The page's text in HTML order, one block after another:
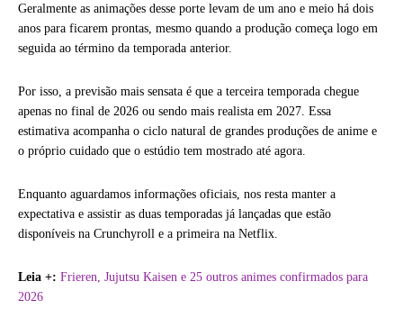
Geralmente as animações desse porte levam de um ano e meio há dois
anos para ficarem prontas, mesmo quando a produção começa logo em
seguida ao término da temporada anterior.
Por isso, a previsão mais sensata é que a terceira temporada chegue
apenas no final de 2026 ou sendo mais realista em 2027. Essa
estimativa acompanha o ciclo natural de grandes produções de anime e
o próprio cuidado que o estúdio tem mostrado até agora.
Enquanto aguardamos informações oficiais, nos resta manter a
expectativa e assistir as duas temporadas já lançadas que estão
disponíveis na Crunchyroll e a primeira na Netflix.
Leia +: Frieren, Jujutsu Kaisen e 25 outros animes confirmados para
2026